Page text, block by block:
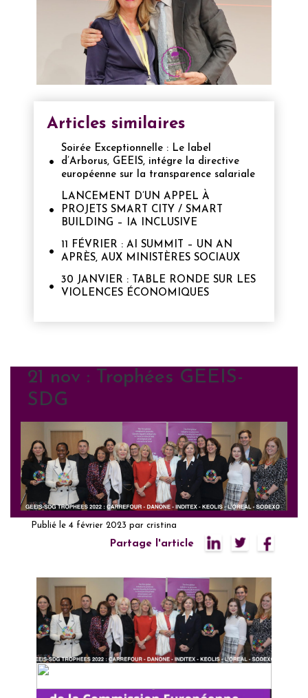
Articles similaires
Soirée Exceptionnelle : Le label
d’Arborus, GEEIS, intégre la directive
européenne sur la transparence salariale
LANCEMENT D’UN APPEL À
PROJETS SMART CITY / SMART
BUILDING – IA INCLUSIVE
11 FÉVRIER : AI SUMMIT – UN AN
APRÈS, AUX MINISTÈRES SOCIAUX
30 JANVIER : TABLE RONDE SUR LES
VIOLENCES ÉCONOMIQUES
21 nov : Trophées GEEIS-
SDG
Publié le 4 février 2023 par cristina
Partage l'article